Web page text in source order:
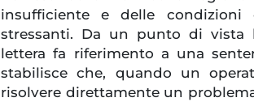
insufficiente e delle condizioni
stressanti. Da un punto di vista
lettera fa riferimento a una
stabilisce che, quando un
risolvere direttamente un